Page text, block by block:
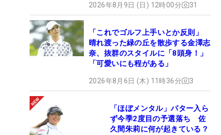
2026年8月9日 (日) 12時00分 31
「これでゴルフ上手いとか反則」
晴れ渡った緑の丘を散歩する金澤志
奈、抜群のスタイルに「8頭身！」
「可愛いにも程がある」
2026年8月6日 (木) 11時36分 3
「ほぼメンタル」パター入ら
ず今季2度目の予選落ち 佐
久間朱莉に何が起きている？